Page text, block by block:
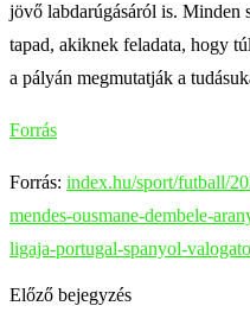
jövő labdarúgásáról is. Minden
tapad, akiknek feladata, hogy
a pályán megmutatják a
Forrás
Forrás: index.hu/sport/futball/
mendes-ousmane-dembele-
ligaja-portugal-spanyol-
Előző bejegyzés